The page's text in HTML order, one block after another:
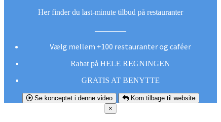
Her finder du last-minute tilbud på restauranter
Vælg mellem +100 restauranter og caféer
Rabat på HELE REGNINGEN
GRATIS AT BENYTTE
Se konceptet i denne video
Kom tilbage til website
×